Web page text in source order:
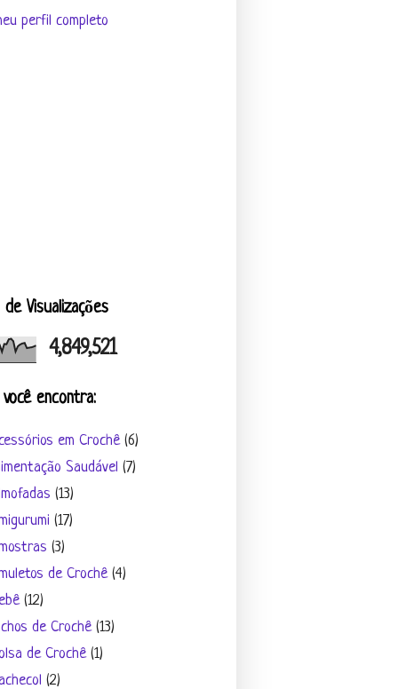
perfil completo
de Visualizações
4,849,521
encontra:
em Crochê (6)
Saudável (7)
(13)
(17)
(3)
de Crochê (4)
(12)
de Crochê (13)
de Crochê (1)
(2)